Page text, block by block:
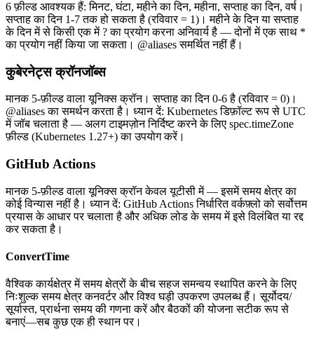
6 फ़ील्ड आवश्यक हैं: मिनट, घंटा, महीने का दिन, महीना, सप्ताह का दिन, वर्ष।
सप्ताह का दिन 1-7 तक हो सकता है (रविवार = 1)। महीने के दिन या सप्ताह
के दिन में से किसी एक में ? का प्रयोग करना अनिवार्य है — दोनों में एक साथ *
का प्रयोग नहीं किया जा सकता। @aliases समर्थित नहीं हैं।
कुबेरनेट्स क्रॉनजॉब्स
मानक 5-फ़ील्ड वाला यूनिक्स क्रॉन। सप्ताह का दिन 0-6 है (रविवार = 0)।
@aliases का समर्थन करता है। ध्यान दें: Kubernetes डिफ़ॉल्ट रूप से UTC
में जॉब चलाता है — अलग टाइमज़ोन निर्दिष्ट करने के लिए spec.timeZone
फ़ील्ड (Kubernetes 1.27+) का उपयोग करें।
GitHub Actions
मानक 5-फ़ील्ड वाला यूनिक्स क्रॉन केवल यूटीसी में — इसमें समय क्षेत्र का
कोई विन्यास नहीं है। ध्यान दें: GitHub Actions निर्धारित वर्कफ़्लो को सर्वोत्तम
प्रयास के आधार पर चलाता है और अधिक लोड के समय में इसे विलंबित या रद्द
कर सकता है।
ConvertTime
वैश्विक कार्यक्षेत्र में समय क्षेत्रों के बीच सहज समन्वय स्थापित करने के लिए
निःशुल्क समय क्षेत्र कनवर्टर और विश्व घड़ी उपकरण उपलब्ध हैं। सूर्योदय/
सूर्यास्त, प्रार्थना समय की गणना करें और बैठकों की योजना सटीक रूप से
बनाएं—सब कुछ एक ही स्थान पर।